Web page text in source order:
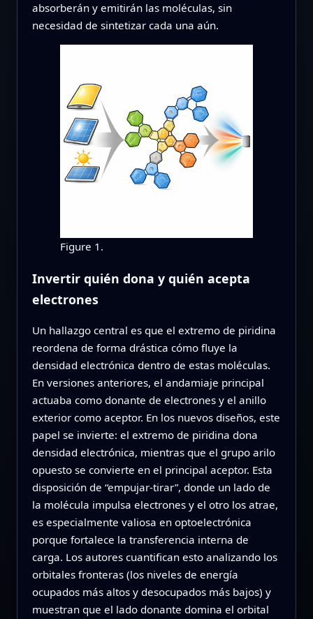
absorberán y emitirán las moléculas, sin
necesidad de sintetizar cada una aún.
Figure 1.
Invertir quién dona y quién acepta
electrones
Un hallazgo central es que el extremo de piridina
reordena de forma drástica cómo fluye la
densidad electrónica dentro de estas moléculas.
En versiones anteriores, el andamiaje principal
actuaba como donante de electrones y el anillo
exterior como aceptor. En los nuevos diseños, este
papel se invierte: el extremo de piridina dona
densidad electrónica, mientras que el grupo arilo
opuesto se convierte en el principal aceptor. Esta
disposición de “empujar‑tirar”, donde un lado de
la molécula impulsa electrones y el otro los atrae,
es especialmente valiosa en optoelectrónica
porque fortalece la transferencia interna de
carga. Los autores cuantifican esto analizando los
orbitales fronteras (los niveles de energía
ocupados más altos y desocupados más bajos) y
muestran que el lado donante domina el orbital